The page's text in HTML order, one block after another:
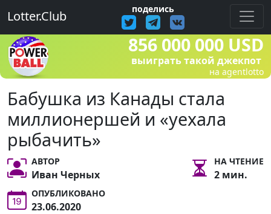
Lotter.Club поделись
856 000 000 USD
выиграть такой джекпот
на agentlotto
Бабушка из Канады стала
миллионершей и «уехала
рыбачить»
АВТОР
Иван Черных
НА ЧТЕНИЕ
2 мин.
ОПУБЛИКОВАНО
23.06.2020